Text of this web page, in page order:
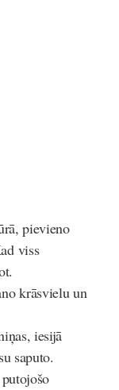
pievieno
viss
krāsvielu un
iesijā
saputo.